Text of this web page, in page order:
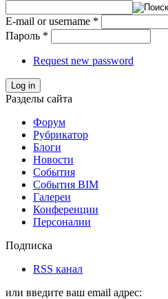
E-mail or username *
Пароль *
Request new password
Log in
Разделы сайта
Форум
Рубрикатор
Блоги
Новости
События
События BIM
Галереи
Конференции
Персоналии
Подписка
RSS канал
или введите ваш email адрес: